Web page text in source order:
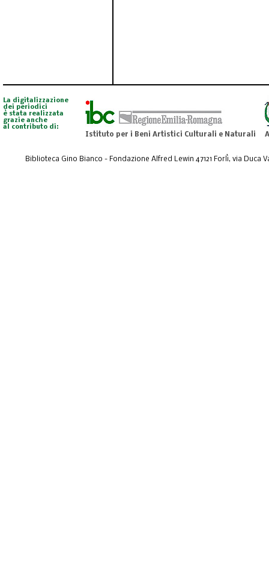
La digitalizzazione
dei periodici
è stata realizzata
grazie anche
al contributo di:
Istituto per i Beni Artistici Culturali e Naturali
Biblioteca Gino Bianco - Fondazione Alfred Lewin 47121 Forlì, via Duca